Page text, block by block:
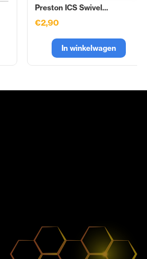
Preston ICS Swivel...
€2,90
In winkelwagen